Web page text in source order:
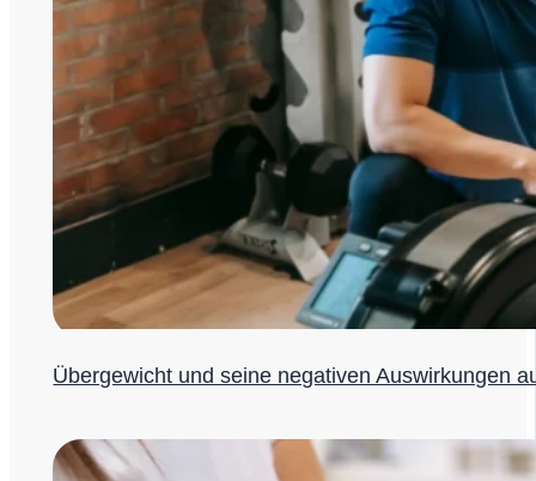
Übergewicht und seine negativen Auswirkungen